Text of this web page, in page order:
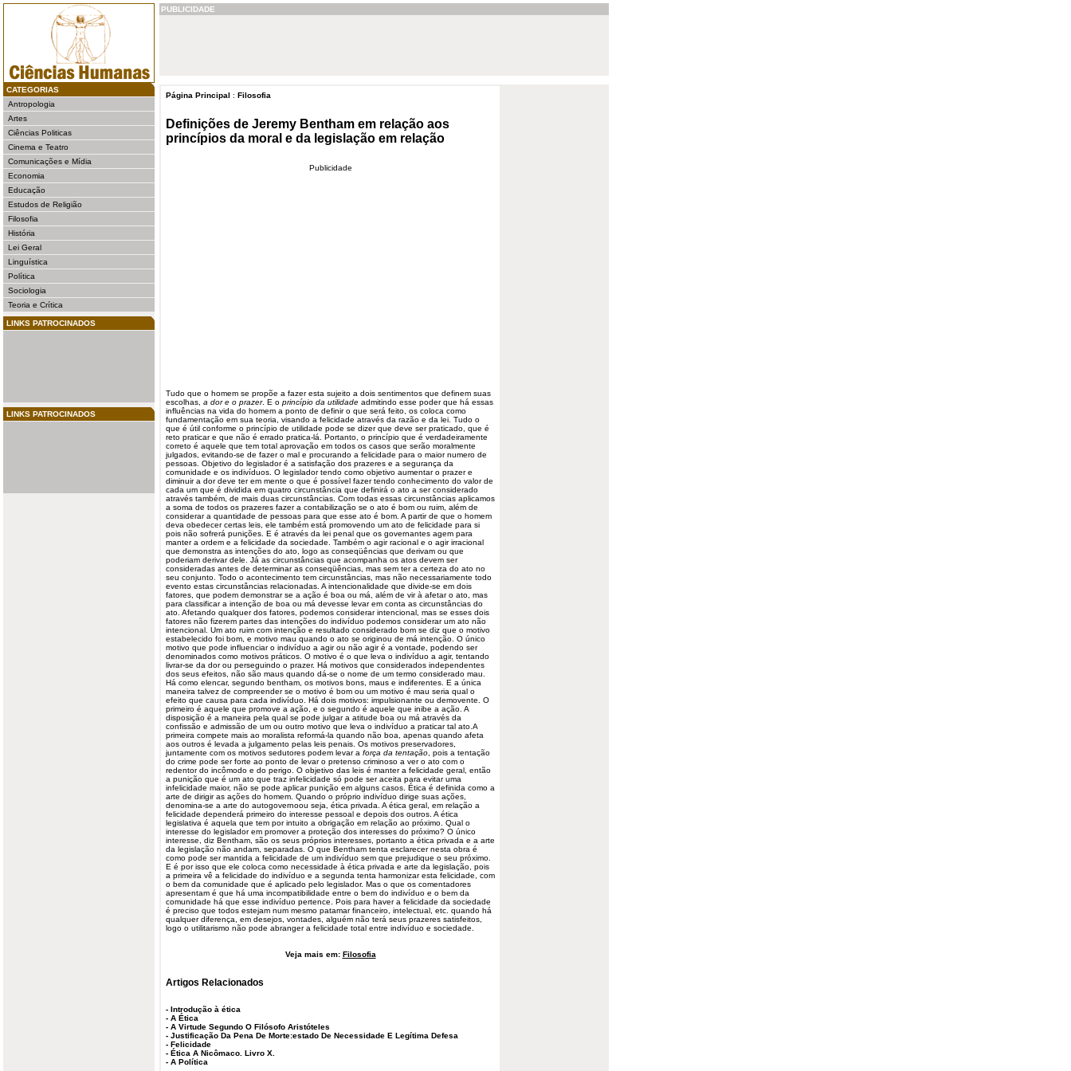
CATEGORIAS
Antropologia
Artes
Ciências Politicas
Cinema e Teatro
Comunicações e Mídia
Economia
Educação
Estudos de Religião
Filosofia
História
Lei Geral
Linguística
Política
Sociologia
Teoria e Crítica
LINKS PATROCINADOS
LINKS PATROCINADOS
PUBLICIDADE
Página Principal : Filosofia
Definições de Jeremy Bentham em relação aos
princípios da moral e da legislação em relação
Publicidade
Tudo que o homem se propõe a fazer esta sujeito a dois sentimentos que definem suas
escolhas, a dor e o prazer. E o princípio da utilidade admitindo esse poder que há essas
influências na vida do homem a ponto de definir o que será feito, os coloca como
fundamentação em sua teoria, visando a felicidade através da razão e da lei. Tudo o
que é útil conforme o princípio de utilidade pode se dizer que deve ser praticado, que é
reto praticar e que não é errado pratica-lá. Portanto, o princípio que é verdadeiramente
correto é aquele que tem total aprovação em todos os casos que serão moralmente
julgados, evitando-se de fazer o mal e procurando a felicidade para o maior numero de
pessoas. Objetivo do legisladoré a satisfação dos prazeres e a segurança da
comunidade e os indivíduos. O legislador tendo como objetivo aumentar o prazer e
diminuir a dor deve ter em mente o que é possível fazer tendo conhecimento do valor de
cada um que é dividida em quatro circunstância que definirá o ato a ser considerado
através também, de mais duas circunstâncias. Com todas essas circunstâncias aplicamos
a soma de todos os prazeres fazer a contabilização se o ato é bom ou ruim, além de
considerar a quantidade de pessoas para que esse ato é bom. A partir de que o homem
deva obedecer certas leis, ele também está promovendo um ato de felicidade para si
pois não sofrerá punições. E é através da lei penal que os governantes agem para
manter a ordem e a felicidade da sociedade. Também o agir racional e o agir irracional
que demonstra as intenções do ato, logo as conseqüências que derivam ou que
poderiam derivar dele. Já as circunstâncias que acompanha os atos devem ser
consideradas antes de determinar as conseqüências, mas sem ter a certeza do ato no
seu conjunto. Todo o acontecimento tem circunstâncias, mas não necessariamente todo
evento estas circunstâncias relacionadas. A intencionalidade que divide-se em dois
fatores , que podem demonstrar se a ação é boa ou má, além de vir à afetar o ato, mas
para classificar a intenção de boa ou má devesse levar em conta as circunstâncias do
ato. Afetando qualquer dos fatores, podemos considerar intencional, mas se esses dois
fatores não fizerem partes das intenções do indivíduo podemos considerar um ato não
intencional. Um ato ruim com intenção e resultado considerado bom se diz que o motivo
estabelecido foi bom, e motivo mau quando o ato se originou de má intenção. O único
motivo que pode influenciar o indivíduo a agir ou não agir é a vontade, podendo ser
denominados como motivos práticos. O motivo é o que leva o indivíduo a agir, tentando
livrar-se da dor ou perseguindo o prazer. Há motivos que considerados independentes
dos seus efeitos, não são maus quando dá-se o nome de um termo considerado mau.
Há como elencar, segundo bentham , os motivos bons, maus e indiferentes. E a única
maneira talvez de compreender se o motivo é bom ou um motivo é mau seria qual o
efeito que causa para cada indivíduo. Há dois motivos: impulsionante ou demovente. O
primeiro é aquele que promove a ação, e o segundo é aquele que inibe a ação. A
disposição é a maneira pela qual se pode julgar a atitude boa ou má através da
confissão e admissão de um ou outro motivo que leva o indivíduo a praticar tal ato.A
primeira compete mais ao moralista reformá-la quando não boa, apenas quando afeta
aos outros é levada a julgamento pelas leis penais. Os motivos preservadores,
juntamente com os motivos sedutores podem levar a força da tentação , pois a tentação
do crime pode ser forte ao ponto de levar o pretenso criminoso a ver o ato com o
redentor do incômodo e do perigo. O objetivo das leis é manter a felicidade geral, então
a punição que é um ato que traz infelicidade só pode ser aceita para evitar uma
infelicidade maior, não se pode aplicar punição em alguns casos. Ética é definida como a
arte de dirigir as ações do homem. Quando o próprio indivíduo dirige suas ações,
denomina-se a arte do autogovernoou seja, ética privada. A ética geral, em relação a
felicidade dependerá primeiro do interesse pessoal e depois dos outros. A ética
legislativa é aquela que tem por intuito a obrigação em relação ao próximo. Qual o
interesse do legislador em promover a proteção dos interesses do próximo? O único
interesse, diz Bentham, são os seus próprios interesses, portanto a ética privada e a arte
da legislação não andam, separadas. O que Bentham tenta esclarecer nesta obra é
como pode ser mantida a felicidade de um indivíduo sem que prejudique o seu próximo.
E é por isso que ele coloca como necessidade à ética privada e arte da legislação, pois
a primeira vê a felicidade do indivíduo e a segunda tenta harmonizar esta felicidade, com
o bem da comunidade que é aplicado pelo legislador. Mas o que os comentadores
apresentam é que há uma incompatibilidade entre o bem do indivíduo e o bem da
comunidade há que esse indivíduo pertence. Pois para haver a felicidade da sociedade
é preciso que todos estejam num mesmo patamar financeiro, intelectual, etc. quando há
qualquer diferença, em desejos, vontades, alguém não terá seus prazeres satisfeitos,
logo o utilitarismo não pode abranger a felicidade total entre indivíduo e sociedade.
Veja mais em: Filosofia
Artigos Relacionados
- Introdução à ética
- A Ética
- A Virtude Segundo O Filósofo Aristóteles
- Justificação Da Pena De Morte:estado De Necessidade E Legítima Defesa
- Felicidade
- Ética A Nicômaco. Livro X.
- A Política